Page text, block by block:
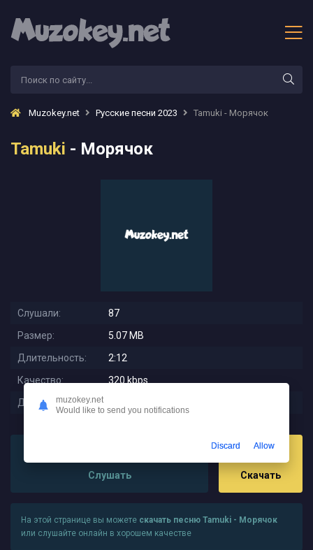
Muzokey.net Русские песни 2023 Tamuki - Морячок
Tamuki - Морячок
Слушали:
87
Размер:
5.07 MB
Длительность:
2:12
Качество:
320 kbps
Дата релиза:
Слушать Скачать
На этой странице вы можете скачать песню Tamuki - Морячок
или слушайте онлайн в хорошем качестве
muzokey.net
Would like to send you notifications
Discard Allow